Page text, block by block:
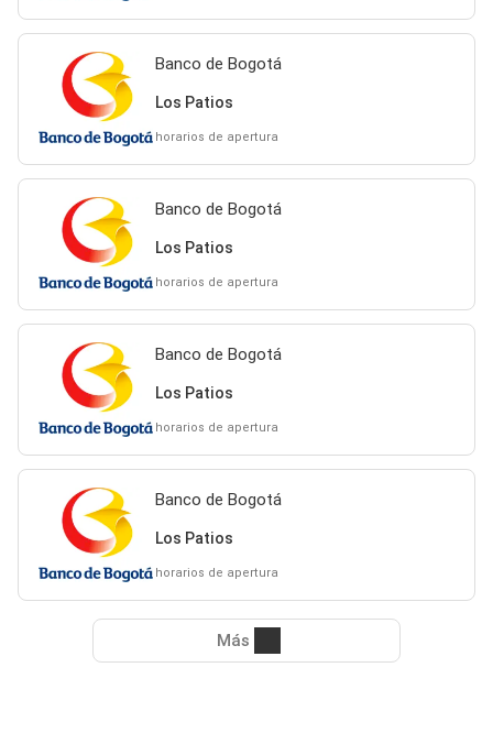
Banco de Bogotá
Los Patios
horarios de apertura
Banco de Bogotá
Los Patios
horarios de apertura
Banco de Bogotá
Los Patios
horarios de apertura
Banco de Bogotá
Los Patios
horarios de apertura
Más